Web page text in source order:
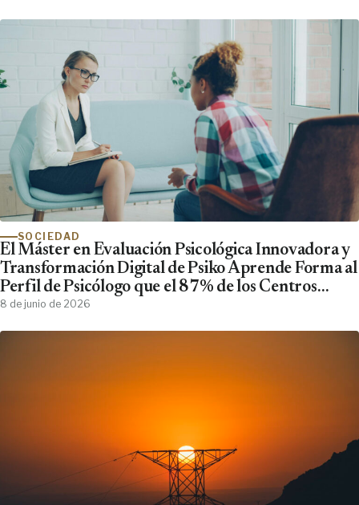
SOCIEDAD
El Máster en Evaluación Psicológica Innovadora y
Transformación Digital de Psiko Aprende Forma al
Perfil de Psicólogo que el 87% de los Centros
Clínicos Demanda y No Encuentra
8 de junio de 2026